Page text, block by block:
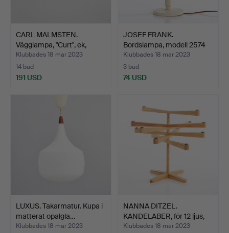
CARL MALMSTEN.
Vägglampa, "Curt", ek,
mode…
Klubbades 18 mar 2023
14 bud
191 USD
JOSEF FRANK.
Bordslampa, modell 2574
för F…
Klubbades 18 mar 2023
3 bud
74 USD
LUXUS. Takarmatur. Kupa i
matterat opalgla…
Klubbades 18 mar 2023
NANNA DITZEL.
KANDELABER, för 12 ljus,
Møb…
Klubbades 18 mar 2023